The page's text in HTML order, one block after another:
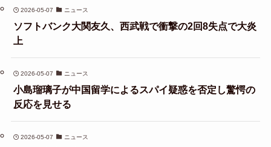
2026-05-07 ニュース
ソフトバンク大関友久、西武戦で衝撃の2回8失点で大炎
上
2026-05-07 ニュース
小島瑠璃子が中国留学によるスパイ疑惑を否定し驚愕の
反応を見せる
2026-05-07 ニュース